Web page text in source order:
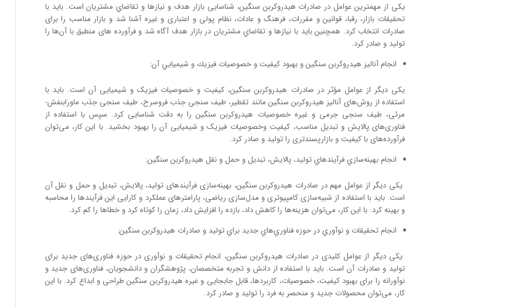
یکی از مهمترین عوامل در صادرات هیدروکربن سنگین، شناسایی بازار هدف و نيازها و تقاضاي مشتريان است. باید با
تحقیقات بازار، رقبا، قوانین و مقررات، فرهنگ و عادات، نظام پولی و اعتباری و غیره آشنا شد و بازار مناسب را برای
صادرات انتخاب کرد. همچنین باید با نيازها و تقاضاي مشتريان در بازار هدف آگاه شد و فرآورده های منطبق با آن‌ها را
تولید و صادر کرد.
انجام آناليز هيدروكربن سنگين و بهبود كيفيت و خصوصيات فيزيك و شيميايي آن:
یکی دیگر از عوامل مؤثر در صادرات هیدروکربن سنگین، کیفیت و خصوصیات فیزیک و شیمیایی آن است. باید با
استفاده از روش‌های آنالیز هیدروکربن سنگین مانند تقطیر، طیف سنجی جذب فروسرخ، طیف سنجی جذب ماورابنفش-
مرئی، طیف سنجی جرمی و غیره خصوصیات هیدروکربن سنگین را به دقت شناسایی کرد. سپس با استفاده از
فناوری‌های پالایش و تبدیل مناسب، کیفیت وخصوصیات فیزیک و شیمیایی آن را بهبود بخشید. با این کار، می‌توان
فرآورده‌های با کیفیت و بازارپسند‌تری را تولید و صادر کرد.
انجام بهينه‌سازي فرآيندهاي توليد، پالايش، تبديل و حمل و نقل هيدروكربن سنگين:
یکی دیگر از عوامل مهم در صادرات هیدروکربن سنگین، بهینه‌سازی فرآیندهای تولید، پالایش، تبدیل و حمل و نقل آن
است. باید با استفاده از شبیه‌سازی کامپیوتری و مدل‌سازی ریاضی، پارامترهای عملکرد و کارایی این فرآیندها را محاسبه
و بهینه کرد. با این کار، می‌توان هزینه‌ها را کاهش داد، بازده را افزایش داد، زمان را کوتاه کرد و خطاها را کم کرد.
انجام تحقيقات و نوآوري در حوزه فناوري‌هاي جديد براي توليد و صادرات هيدروكربن سنگين:
یکی دیگر از عوامل کلیدی در صادرات هیدروکربن سنگین، انجام تحقیقات و نوآوری در حوزه فناوری‌های جدید برای
تولید و صادرات آن است. باید با استفاده از دانش و تجربه متخصصان، پژوهشگران و دانشجویان، فناوری‌های جدید و
نوآورانه را برای بهبود کیفیت، خصوصیات، کاربردها، قابل جابجایی و غیره هیدروکربن سنگین طراحی و ابداع کرد. با این
کار، می‌توان محصولات جدید و منحصر به فرد را تولید و صادر کرد.